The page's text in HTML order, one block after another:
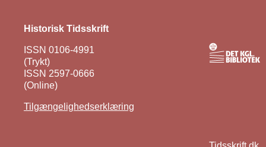
Historisk Tidsskrift
ISSN 0106-4991
(Trykt)
ISSN 2597-0666
(Online)
Tilgængelighedserklæring